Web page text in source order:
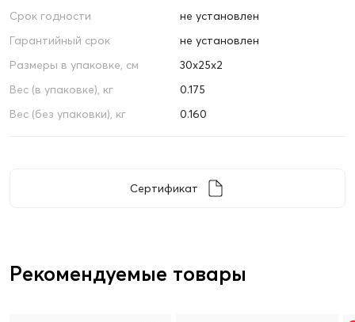
Срок годности
не установлен
Гарантийный срок
не установлен
Размеры в упаковке, см
30х25х2
Вес (в упаковке), кг
0.175
Вес (без упаковки), кг
0.160
Сертификат
Рекомендуемые товары